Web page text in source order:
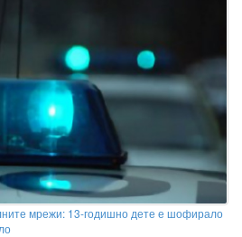
мрежи: 13-годишно дете е шофирало